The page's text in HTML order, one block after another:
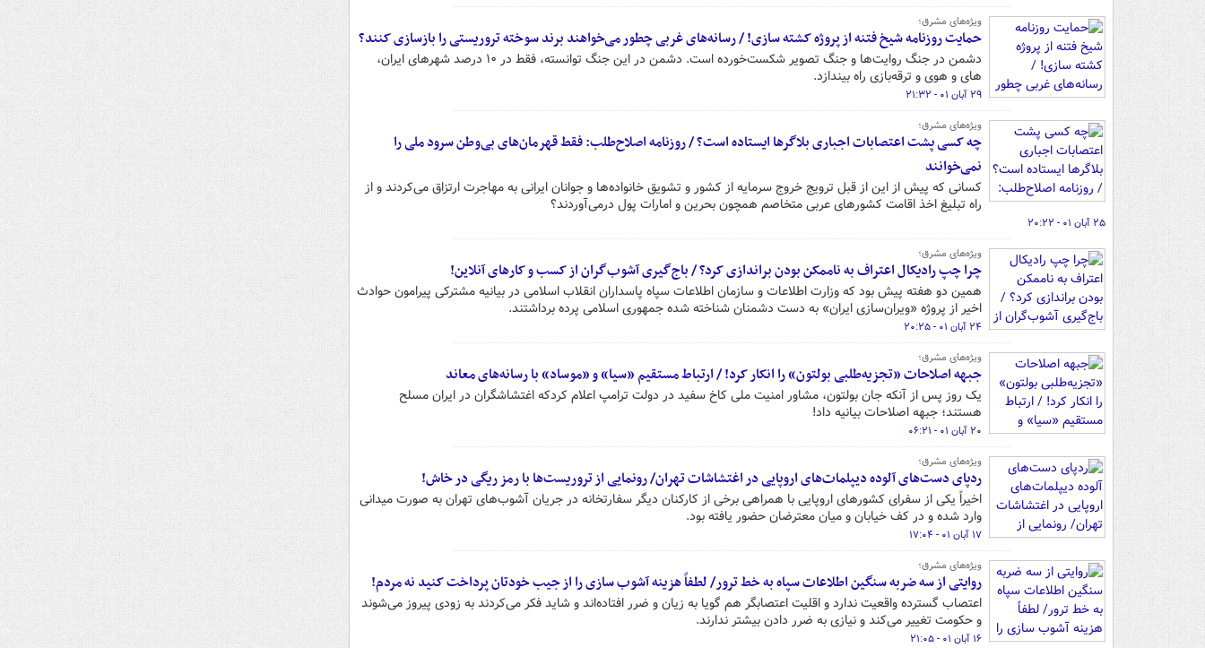
ویژه‌های مشرق؛
حمایت روزنامه شیخ فتنه از پروژه کشته سازی! / رسانه‌های غربی چطور می‌خواهند برند سوخته تروریستی را بازسازی کنند؟
دشمن در جنگ روایت‌ها و جنگ تصویر شکست‌خورده است. دشمن در این جنگ توانسته، فقط در ۱۰ درصد شهرهای ایران،
های و هوی و ترقه‌بازی راه بیندازد.
۲۹ آبان ۰۱ - ۲۱:۳۲
ویژه‌های مشرق؛
چه کسی پشت اعتصابات اجباری بلاگرها ایستاده است؟ / روزنامه اصلاح‌طلب: فقط قهرمان‌های بی‌وطن سرود ملی را
نمی‌خوانند
کسانی که پیش از این از قبل ترویج خروج سرمایه از کشور و تشویق خانواده‌ها و جوانان ایرانی به مهاجرت ارتزاق می‌کردند و از
راه تبلیغ اخذ اقامت کشورهای عربی متخاصم همچون بحرین و امارات پول درمی‌آوردند؟
۲۵ آبان ۰۱ - ۲۰:۲۲
ویژه‌های مشرق؛
چرا چپ رادیکال اعتراف به ناممکن بودن براندازی کرد؟ / باج‌گیری آشوب‌گران از کسب و کارهای آنلاین!
همین دو هفته پیش بود که وزارت اطلاعات و سازمان اطلاعات سپاه پاسداران انقلاب اسلامی در بیانیه مشترکی پیرامون حوادث
اخیر از پروژه «ویران‌سازی ایران» به دست دشمنان شناخته شده جمهوری اسلامی پرده برداشتند.
۲۴ آبان ۰۱ - ۲۰:۲۵
ویژه‌های مشرق؛
جبهه اصلاحات «تجزیه‌طلبی بولتون» را انکار کرد! / ارتباط مستقیم «سیا» و «موساد» با رسانه‌های معاند
یک روز پس از آنکه جان بولتون، مشاور امنیت ملی کاخ سفید در دولت ترامپ اعلام کردکه اغتشاشگران در ایران مسلح
هستند؛ جبهه اصلاحات بیانیه داد!
۲۰ آبان ۰۱ - ۰۶:۲۱
ویژه‌های مشرق؛
ردپای دست‌های آلوده دیپلمات‌های اروپایی در اغتشاشات تهران/ رونمایی از تروریست‌ها با رمز ریگی در خاش!
اخیراً یکی از سفرای کشورهای اروپایی با همراهی برخی از کارکنان دیگر سفارتخانه در جریان آشوب‌های تهران به صورت میدانی
وارد شده و در کف خیابان و میان معترضان حضور یافته بود.
۱۷ آبان ۰۱ - ۱۷:۰۴
ویژه‌های مشرق؛
روایتی از سه ضربه سنگین اطلاعات سپاه به خط ترور/ لطفاً هزینه آشوب سازی را از جیب خودتان پرداخت کنید نه مردم!
اعتصاب گسترده واقعیت ندارد و اقلیت اعتصابگر هم گویا به زیان و ضرر افتاده‌اند و شاید فکر می‌کردند به زودی پیروز می‌شوند
و حکومت تغییر می‌کند و نیازی به ضرر دادن بیشتر ندارند.
۱۶ آبان ۰۱ - ۲۱:۰۵